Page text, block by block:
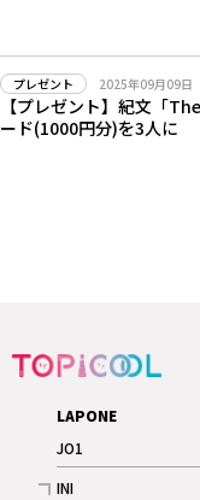
プレゼント 2025年09月09日
【プレゼント】紀文「
ード(1000円分)を3人に
LAPONE
JO1
記事
INI